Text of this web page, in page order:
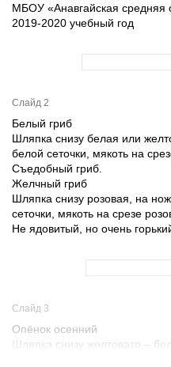
МБОУ «Анавгайская средняя
2019-2020 учебный год
Слайд 2
Белый гриб
Шляпка снизу белая или
белой сеточки, мякоть на
Съедобный гриб.
Желчный гриб
Шляпка снизу розовая, на
сеточки, мякоть на срезе
Не ядовитый, но очень
Слайд 3
Опёнок осенний
Шляпка снизу желтовато –